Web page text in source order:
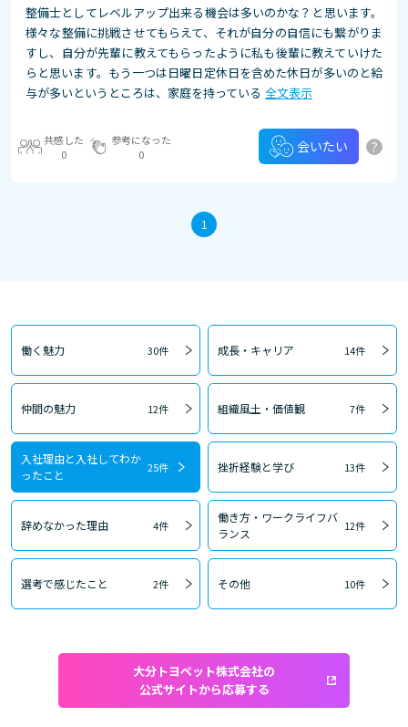
整備士としてレベルアップ出来る機会は多いのかな？と思います。
様々な整備に挑戦させてもらえて、それが自分の自信にも繋がりま
すし、自分が先輩に教えてもらったように私も後輩に教えていけた
らと思います。もう一つは日曜日定休日を含めた休日が多いのと給
与が多いというところは、家庭を持っている 全文表示
共感した
0
参考になった
0
会いたい ?
1
働く魅力 30件 成長・キャリア 14件
仲間の魅力 12件 組織風土・価値観 7件
入社理由と入社してわか
ったこと
25件 挫折経験と学び 13件
辞めなかった理由 4件
働き方・ワークライフバ
ランス
12件
選考で感じたこと 2件 その他 10件
大分トヨペット株式会社の
公式サイトから応募する